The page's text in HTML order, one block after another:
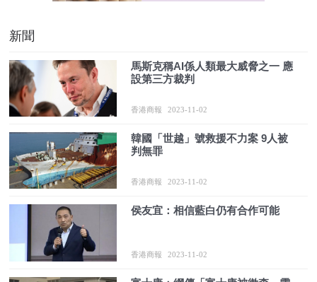
新聞
馬斯克稱AI係人類最大威脅之一 應
設第三方裁判
香港商報 2023-11-02
韓國「世越」號救援不力案 9人被
判無罪
香港商報 2023-11-02
侯友宜：相信藍白仍有合作可能
香港商報 2023-11-02